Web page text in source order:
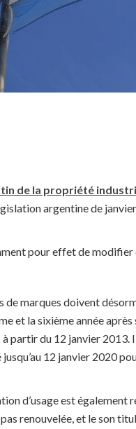
de la propriété
argentine de
pour effet de
de marques doivent
et la sixième année
partir du 12 janvier 2013.
12 janvier 2020
d’usage est également
renouvelée, et le son